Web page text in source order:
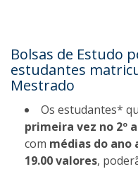
Bolsas de Estudo
estudantes
Mestrado
Os estudantes*
primeira vez no 2º
com médias do
19.00 valores,